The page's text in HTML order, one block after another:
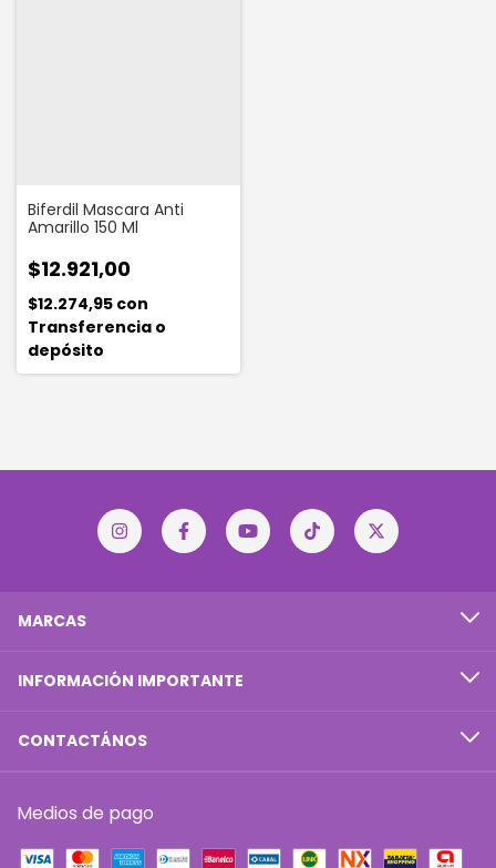
Biferdil Mascara Anti
Amarillo 150 Ml
$12.921,00
$12.274,95 con
Transferencia o
depósito
MARCAS
INFORMACIÓN IMPORTANTE
CONTACTÁNOS
Medios de pago